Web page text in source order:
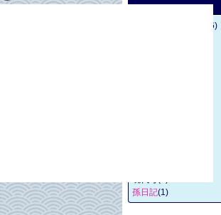
(1256)
孫日記(1)